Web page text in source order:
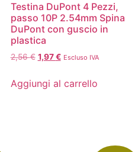
Testina DuPont 4 Pezzi,
passo 10P 2.54mm Spina
DuPont con guscio in
plastica
2,56€ 1,97€ Escluso IVA
Aggiungi al carrello